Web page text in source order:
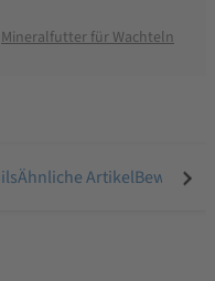
Mineralfutter für Wachteln
Ähnliche Artikel